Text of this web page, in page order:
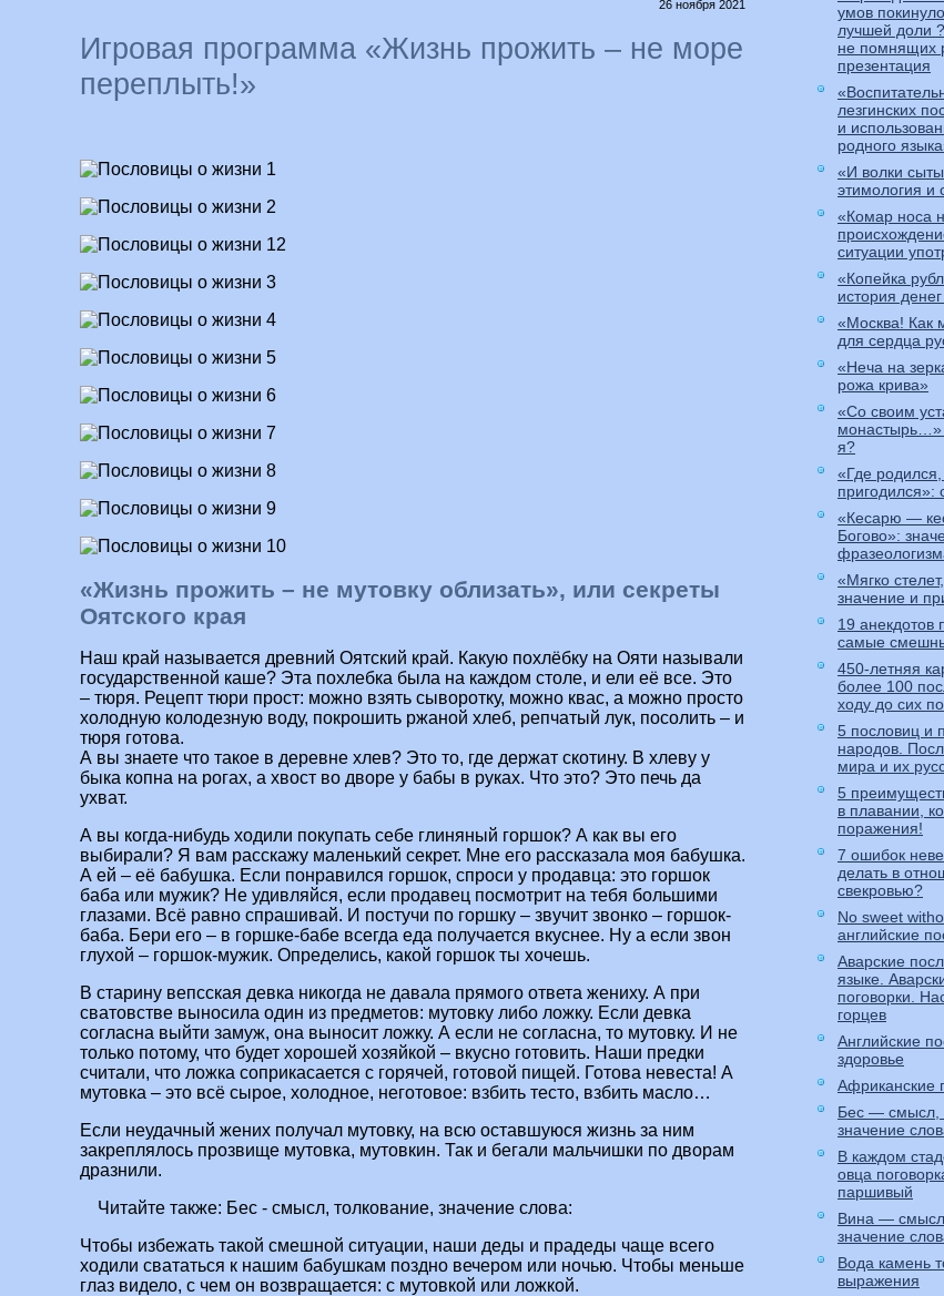
26 ноября 2021
Игровая программа «Жизнь прожить – не море
переплыть!»
«Жизнь прожить – не мутовку облизать», или секреты
Оятского края
Наш край называется древний Оятский край. Какую похлёбку на Ояти называли
государственной каше? Эта похлебка была на каждом столе, и ели её все. Это
– тюря. Рецепт тюри прост: можно взять сыворотку, можно квас, а можно просто
холодную колодезную воду, покрошить ржаной хлеб, репчатый лук, посолить – и
тюря готова.
А вы знаете что такое в деревне хлев? Это то, где держат скотину. В хлеву у
быка копна на рогах, а хвост во дворе у бабы в руках. Что это? Это печь да
ухват.
А вы когда-нибудь ходили покупать себе глиняный горшок? А как вы его
выбирали? Я вам расскажу маленький секрет. Мне его рассказала моя бабушка.
А ей – её бабушка. Если понравился горшок, спроси у продавца: это горшок
баба или мужик? Не удивляйся, если продавец посмотрит на тебя большими
глазами. Всё равно спрашивай. И постучи по горшку – звучит звонко – горшок-
баба. Бери его – в горшке-бабе всегда еда получается вкуснее. Ну а если звон
глухой – горшок-мужик. Определись, какой горшок ты хочешь.
В старину вепсская девка никогда не давала прямого ответа жениху. А при
сватовстве выносила один из предметов: мутовку либо ложку. Если девка
согласна выйти замуж, она выносит ложку. А если не согласна, то мутовку. И не
только потому, что будет хорошей хозяйкой – вкусно готовить. Наши предки
считали, что ложка соприкасается с горячей, готовой пищей. Готова невеста! А
мутовка – это всё сырое, холодное, неготовое: взбить тесто, взбить масло…
Если неудачный жених получал мутовку, на всю оставшуюся жизнь за ним
закреплялось прозвище мутовка, мутовкин. Так и бегали мальчишки по дворам
дразнили.
Читайте также: Бес - смысл, толкование, значение слова:
Чтобы избежать такой смешной ситуации, наши деды и прадеды чаще всего
ходили свататься к нашим бабушкам поздно вечером или ночью. Чтобы меньше
глаз видело, с чем он возвращается: с мутовкой или ложкой.
умов
лучшей доли
не помнящих
презентация
лезгинских
и
родного
«И волки
этимология и
«Комар носа
ситуации
«Копейка
история
«Москва! Как
для сердца
«Неча на
рожа крива»
«Со своим
монастырь…»
я?
«Где
пригодился»:
«Кесарю —
Богово»:
«Мягко
значение и
19
самые
450-летняя
более 100
ходу до сих
5 пословиц и
народов.
мира и их
5
в плавании,
поражения!
7 ошибок
делать в
свекровью?
No sweet
английские
Аварские
языке.
поговорки.
горцев
Английские
здоровье
Африканские
Бес — смысл,
значение
В каждом
овца
паршивый
Вина —
значение
Вода камень
выражения